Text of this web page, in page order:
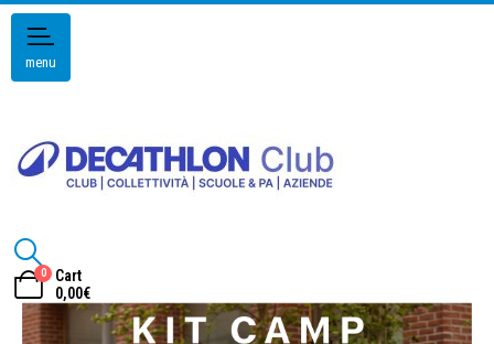
menu
0
Cart
0,00€